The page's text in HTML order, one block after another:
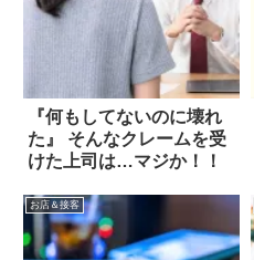
『何もしてないのに壊れ
た』 そんなクレームを受
けた上司は…マジか！！
お店＆接客